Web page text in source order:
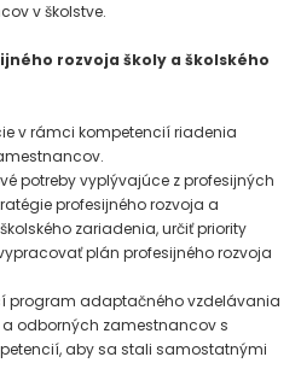
v školstve.
rozvoja školy a školského
v rámci kompetencií riadenia
potreby vyplývajúce z profesijných
profesijného rozvoja a
zariadenia, určiť priority
plán profesijného rozvoja
program adaptačného vzdelávania
odborných zamestnancov s
aby sa stali samostatnými